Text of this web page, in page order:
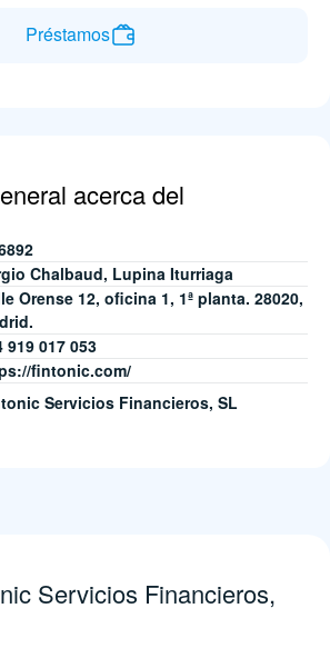
Préstamos
acerca del
Chalbaud, Lupina Iturriaga
Orense 12, oficina 1, 1ª planta. 28020,
919 017 053
fintonic.com/
Servicios Financieros, SL
Servicios Financieros,